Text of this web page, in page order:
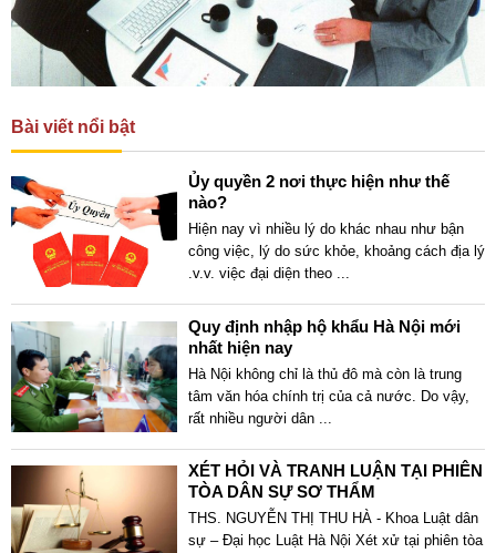
Bài viết nổi bật
Ủy quyền 2 nơi thực hiện như thế
nào?
Hiện nay vì nhiều lý do khác nhau như bận
công việc, lý do sức khỏe, khoảng cách địa lý
.v.v. việc đại diện theo ...
Quy định nhập hộ khẩu Hà Nội mới
nhất hiện nay
Hà Nội không chỉ là thủ đô mà còn là trung
tâm văn hóa chính trị của cả nước. Do vậy,
rất nhiều người dân
XÉT HỎI VÀ TRANH LUẬN TẠI PHIÊN
TÒA DÂN SỰ SƠ THẨM
THS. NGUYỄN THỊ THU HÀ - Khoa Luật dân
sự – Đại học Luật Hà Nội Xét xử tại phiên tòa